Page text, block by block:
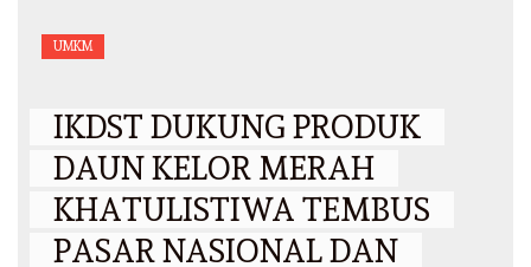
UMKM
IKDST DUKUNG PRODUK
DAUN KELOR MERAH
KHATULISTIWA TEMBUS
PASAR NASIONAL DAN